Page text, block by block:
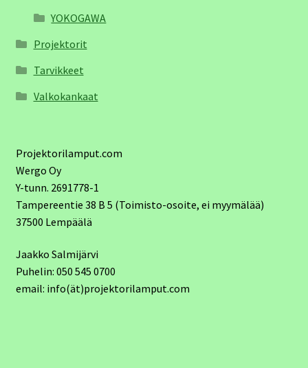
YOKOGAWA
Projektorit
Tarvikkeet
Valkokankaat
Projektorilamput.com
Wergo Oy
Y-tunn. 2691778-1
Tampereentie 38 B 5 (Toimisto-osoite, ei myymälää)
37500 Lempäälä
Jaakko Salmijärvi
Puhelin: 050 545 0700
email: info(ät)projektorilamput.com